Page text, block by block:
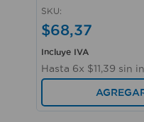
SKU:
$68,37
Incluye IVA
Hasta 6x $11,39 sin